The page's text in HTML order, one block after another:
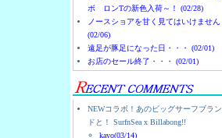
ボ ロンTの新色入荷～！ (02/28)
ノースショアを甘く見てはいけません
(02/06)
遠足が豚足になった日・・・ (02/01)
お店のセール終了・・・ (02/01)
NEWコラボ！あのビッグサーフブラン
ドと！ SurfnSea x Billabong!!
kayo(03/14)